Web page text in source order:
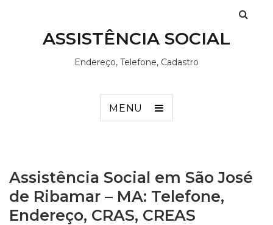
ASSISTÊNCIA SOCIAL
Endereço, Telefone, Cadastro
MENU
Assistência Social em São José
de Ribamar – MA: Telefone,
Endereço, CRAS, CREAS